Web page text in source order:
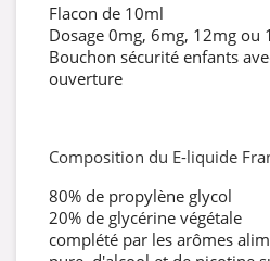
Flacon de 10ml
Dosage 0mg, 6mg, 12mg ou
Bouchon sécurité enfants
ouverture
Composition du E-liquide
80% de propylène glycol
20% de glycérine végétale
complété par les arômes